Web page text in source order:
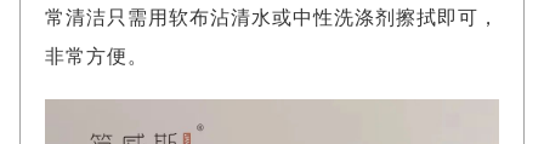
常清洁只需用软布沾清水或中性洗涤剂擦拭即可，
非常方便。